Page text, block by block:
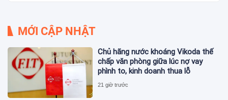
MỚI CẬP NHẬT
Chủ hãng nước khoáng Vikoda thế
chấp văn phòng giữa lúc nợ vay
phình to, kinh doanh thua lỗ
21 giờ trước